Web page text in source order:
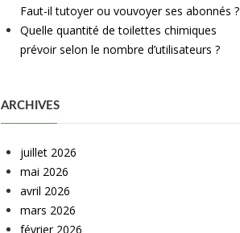
Faut-il tutoyer ou vouvoyer ses abonnés ?
Quelle quantité de toilettes chimiques
prévoir selon le nombre d’utilisateurs ?
ARCHIVES
juillet 2026
mai 2026
avril 2026
mars 2026
février 2026